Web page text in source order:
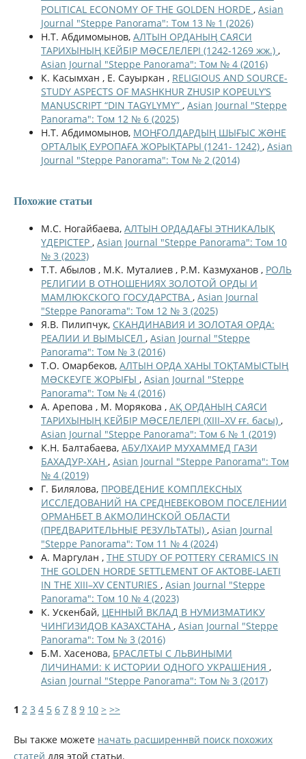
POLITICAL ECONOMY OF THE GOLDEN HORDE , Asian
Journal "Steppe Panorama": Том 13 № 1 (2026)
Н.Т. Абдимомынов, АЛТЫН ОРДАНЫҢ САЯСИ
ТАРИХЫНЫҢ КЕЙБІР МƏСЕЛЕЛЕРІ (1242-1269 жж.) ,
Asian Journal "Steppe Panorama": Том № 4 (2016)
К. Касымхан , Е. Сауыркан , RELIGIOUS AND SOURCE-
STUDY ASPECTS OF MASHKHUR ZHUSIP KOPEULY’S
MANUSCRIPT “DIN TAGYLYMY” , Asian Journal "Steppe
Panorama": Том 12 № 6 (2025)
Н.Т. Абдимомынов, МОҢҒОЛДАРДЫҢ ШЫҒЫС ЖƏНЕ
ОРТАЛЫҚ ЕУРОПАҒА ЖОРЫҚТАРЫ (1241- 1242) , Asian
Journal "Steppe Panorama": Том № 2 (2014)
Похожие статьи
М.С. Ногайбаева, АЛТЫН ОРДАДАҒЫ ЭТНИКАЛЫҚ
ҮДЕРІСТЕР , Asian Journal "Steppe Panorama": Том 10
№ 3 (2023)
Т.Т. Абылов , М.К. Муталиев , Р.М. Казмуханов , РОЛЬ
РЕЛИГИИ В ОТНОШЕНИЯХ ЗОЛОТОЙ ОРДЫ И
МАМЛЮКСКОГО ГОСУДАРСТВА , Asian Journal
"Steppe Panorama": Том 12 № 3 (2025)
Я.В. Пилипчук, СКАНДИНАВИЯ И ЗОЛОТАЯ ОРДА:
РЕАЛИИ И ВЫМЫСЕЛ , Asian Journal "Steppe
Panorama": Том № 3 (2016)
Т.О. Омарбеков, АЛТЫН ОРДА ХАНЫ ТОҚТАМЫСТЫҢ
МƏСКЕУГЕ ЖОРЫҒЫ , Asian Journal "Steppe
Panorama": Том № 4 (2016)
А. Арепова , М. Морякова , АҚ ОРДАНЫҢ САЯСИ
ТАРИХЫНЫҢ КЕЙБІР МƏСЕЛЕЛЕРІ (XIII–XV ғғ. басы) ,
Asian Journal "Steppe Panorama": Том 6 № 1 (2019)
К.Н. Балтабаева, АБУЛХАИР МУХАММЕД ГАЗИ
БАХАДУР-ХАН , Asian Journal "Steppe Panorama": Том
№ 4 (2019)
Г. Билялова, ПРОВЕДЕНИЕ КОМПЛЕКСНЫХ
ИССЛЕДОВАНИЙ НА СРЕДНЕВЕКОВОМ ПОСЕЛЕНИИ
ОРМАНБЕТ В АКМОЛИНСКОЙ ОБЛАСТИ
(ПРЕДВАРИТЕЛЬНЫЕ РЕЗУЛЬТАТЫ) , Asian Journal
"Steppe Panorama": Том 11 № 4 (2024)
А. Маргулан , THE STUDY OF POTTERY CERAMICS IN
THE GOLDEN HORDE SETTLEMENT OF AKTOBE-LAETI
IN THE XIII–XV CENTURIES , Asian Journal "Steppe
Panorama": Том 10 № 4 (2023)
К. Ускенбай, ЦЕННЫЙ ВКЛАД В НУМИЗМАТИКУ
ЧИНГИЗИДОВ КАЗАХСТАНА , Asian Journal "Steppe
Panorama": Том № 3 (2016)
Б.М. Хасенова, БРАСЛЕТЫ С ЛЬВИНЫМИ
ЛИЧИНАМИ: К ИСТОРИИ ОДНОГО УКРАШЕНИЯ ,
Asian Journal "Steppe Panorama": Том № 3 (2017)
1 2 3 4 5 6 7 8 9 10 > >>
Вы также можете начать расширеннвй поиск похожих
статей для этой статьи.